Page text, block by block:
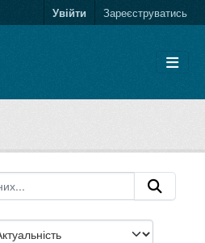
Увійти Зареєструватись